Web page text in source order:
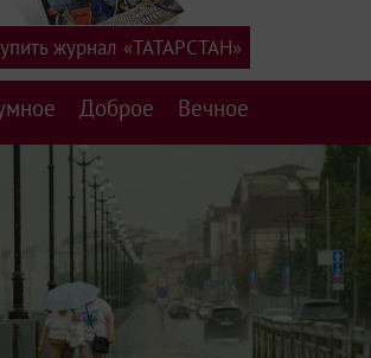
Доброе Вечное
журнал «ТАТАРСТАН»